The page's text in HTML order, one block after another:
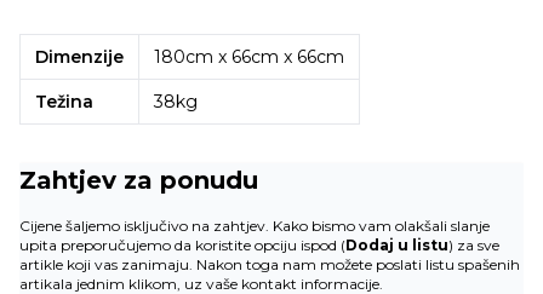
Dimenzije 180cm x 66cm x 66cm
Težina 38kg
Zahtjev za ponudu
Cijene šaljemo isključivo na zahtjev. Kako bismo vam olakšali slanje
upita preporučujemo da koristite opciju ispod (Dodaj u listu) za sve
artikle koji vas zanimaju. Nakon toga nam možete poslati listu spašenih
artikala jednim klikom, uz vaše kontakt informacije.